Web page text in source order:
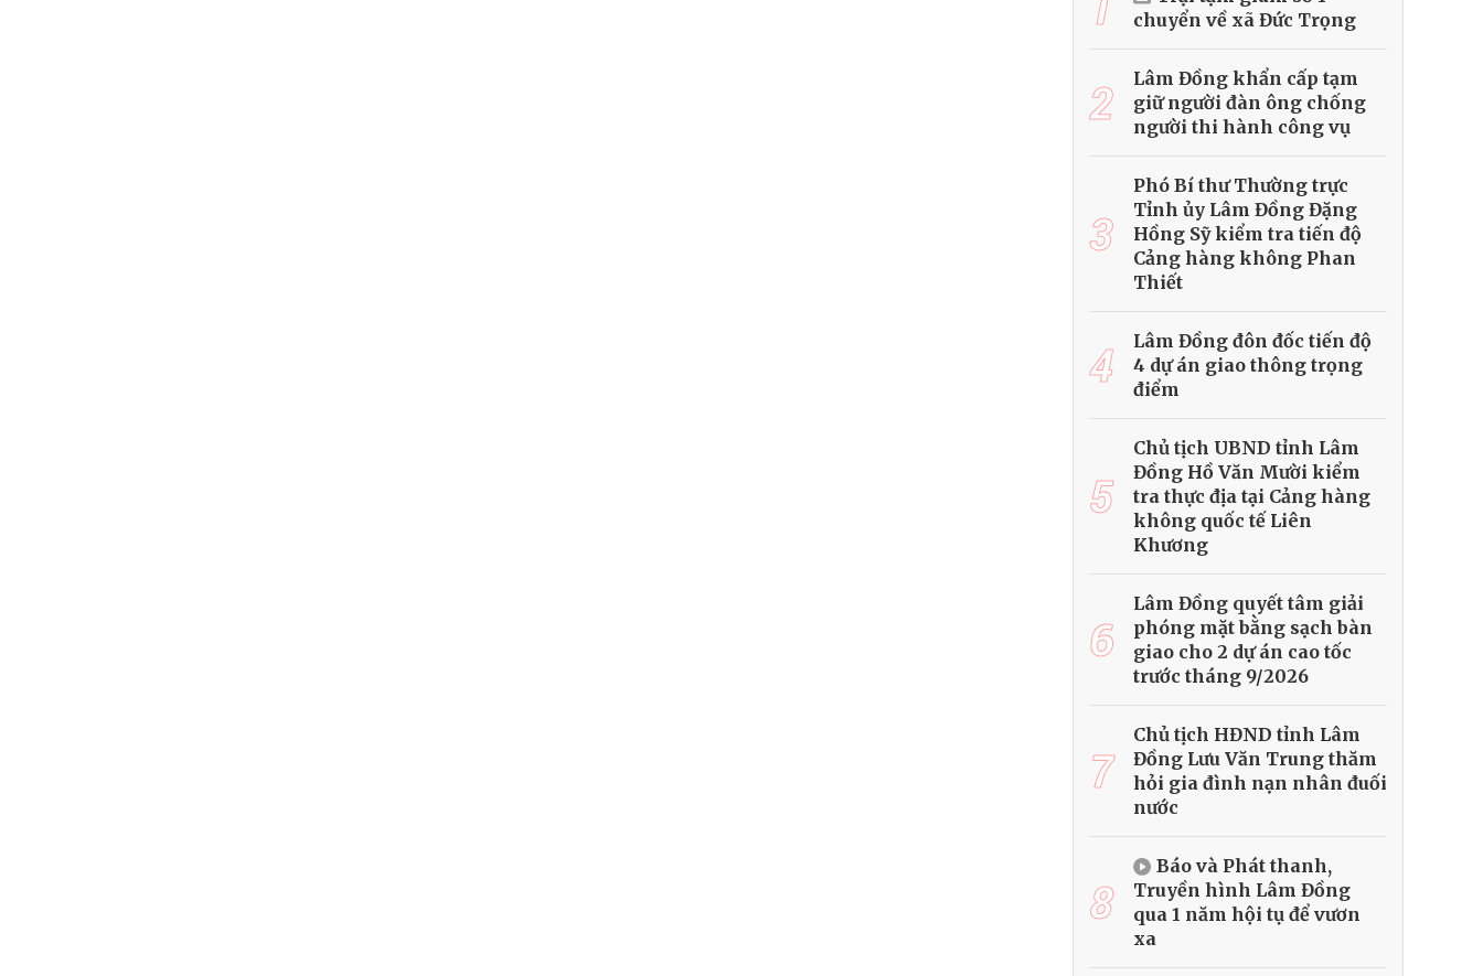
chuyển về xã Đức Trọng
2
Lâm Đồng khẩn cấp tạm
giữ người đàn ông chống
người thi hành công vụ
3
Phó Bí thư Thường trực
Tỉnh ủy Lâm Đồng Đặng
Hồng Sỹ kiểm tra tiến độ
Cảng hàng không Phan
Thiết
4
Lâm Đồng đôn đốc tiến độ
4 dự án giao thông trọng
điểm
5
Chủ tịch UBND tỉnh Lâm
Đồng Hồ Văn Mười kiểm
tra thực địa tại Cảng hàng
không quốc tế Liên
Khương
6
Lâm Đồng quyết tâm giải
phóng mặt bằng sạch bàn
giao cho 2 dự án cao tốc
trước tháng 9/2026
7
Chủ tịch HĐND tỉnh Lâm
Đồng Lưu Văn Trung thăm
hỏi gia đình nạn nhân đuối
nước
8
Báo và Phát thanh,
Truyền hình Lâm Đồng
qua 1 năm hội tụ để vươn
xa